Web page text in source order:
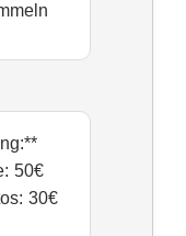
50€
30€